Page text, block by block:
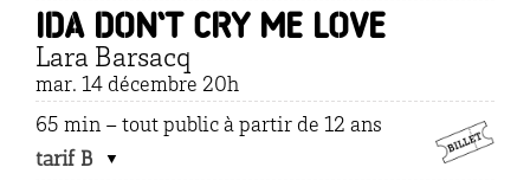
Ida don’t cry me love
Lara Barsacq
mar. 14 décembre 20h
65 min – tout public à partir de 12 ans
tarif B